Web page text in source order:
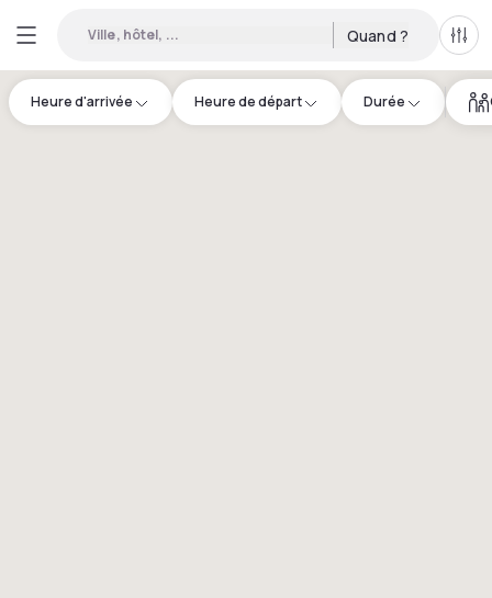
Ville, hôtel, ... Quand ?
Heure d'arrivée Heure de départ Durée